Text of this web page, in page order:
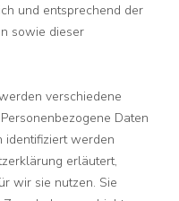
und entsprechend der
sowie dieser
verschiedene
Daten
identifiziert werden
erläutert,
wir sie nutzen. Sie